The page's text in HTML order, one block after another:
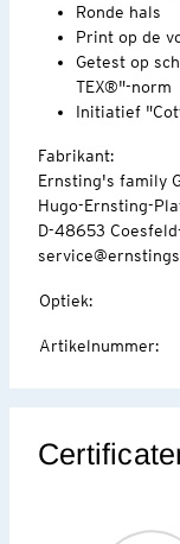
Ronde hals
Print op de
Getest op
TEX®"-norm
Initiatief
Fabrikant:
Ernsting's family
Hugo-Ernsting-
D-48653
Optiek:
Artikelnummer: